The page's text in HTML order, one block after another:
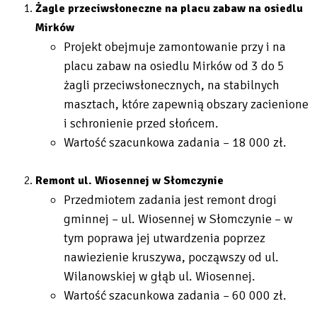
Żagle przeciwsłoneczne na placu zabaw na osiedlu
Mirków
Projekt obejmuje zamontowanie przy i na
placu zabaw na osiedlu Mirków od 3 do 5
żagli przeciwsłonecznych, na stabilnych
masztach, które zapewnią obszary zacienione
i schronienie przed słońcem.
Wartość szacunkowa zadania – 18 000 zł.
Remont ul. Wiosennej w Słomczynie
Przedmiotem zadania jest remont drogi
gminnej – ul. Wiosennej w Słomczynie – w
tym poprawa jej utwardzenia poprzez
nawiezienie kruszywa, począwszy od ul.
Wilanowskiej w głąb ul. Wiosennej.
Wartość szacunkowa zadania – 60 000 zł.